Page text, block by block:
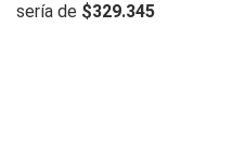
sería de $329.345